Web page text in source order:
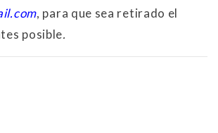
, para que sea retirado el
posible.